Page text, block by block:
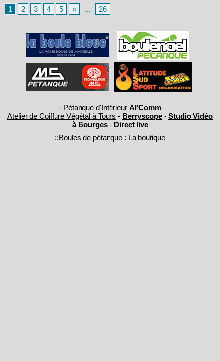
1 2 3 4 5 » ... 26
- Pétanque d'Intérieur Al'Comm
Atelier de Coiffure Végétal à Tours - Berryscope - Studio Vidéo
à Bourges- Direct live
::Boules de pétanque : La boutique